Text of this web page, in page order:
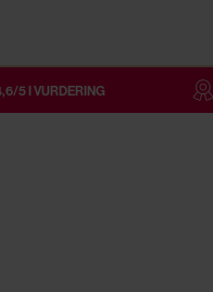
5 I VURDERING